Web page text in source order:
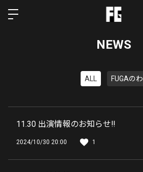
NEWS
ALL FUGAのわ
11.30 出演情報のお知らせ‼️
2024/10/30 20:00 1